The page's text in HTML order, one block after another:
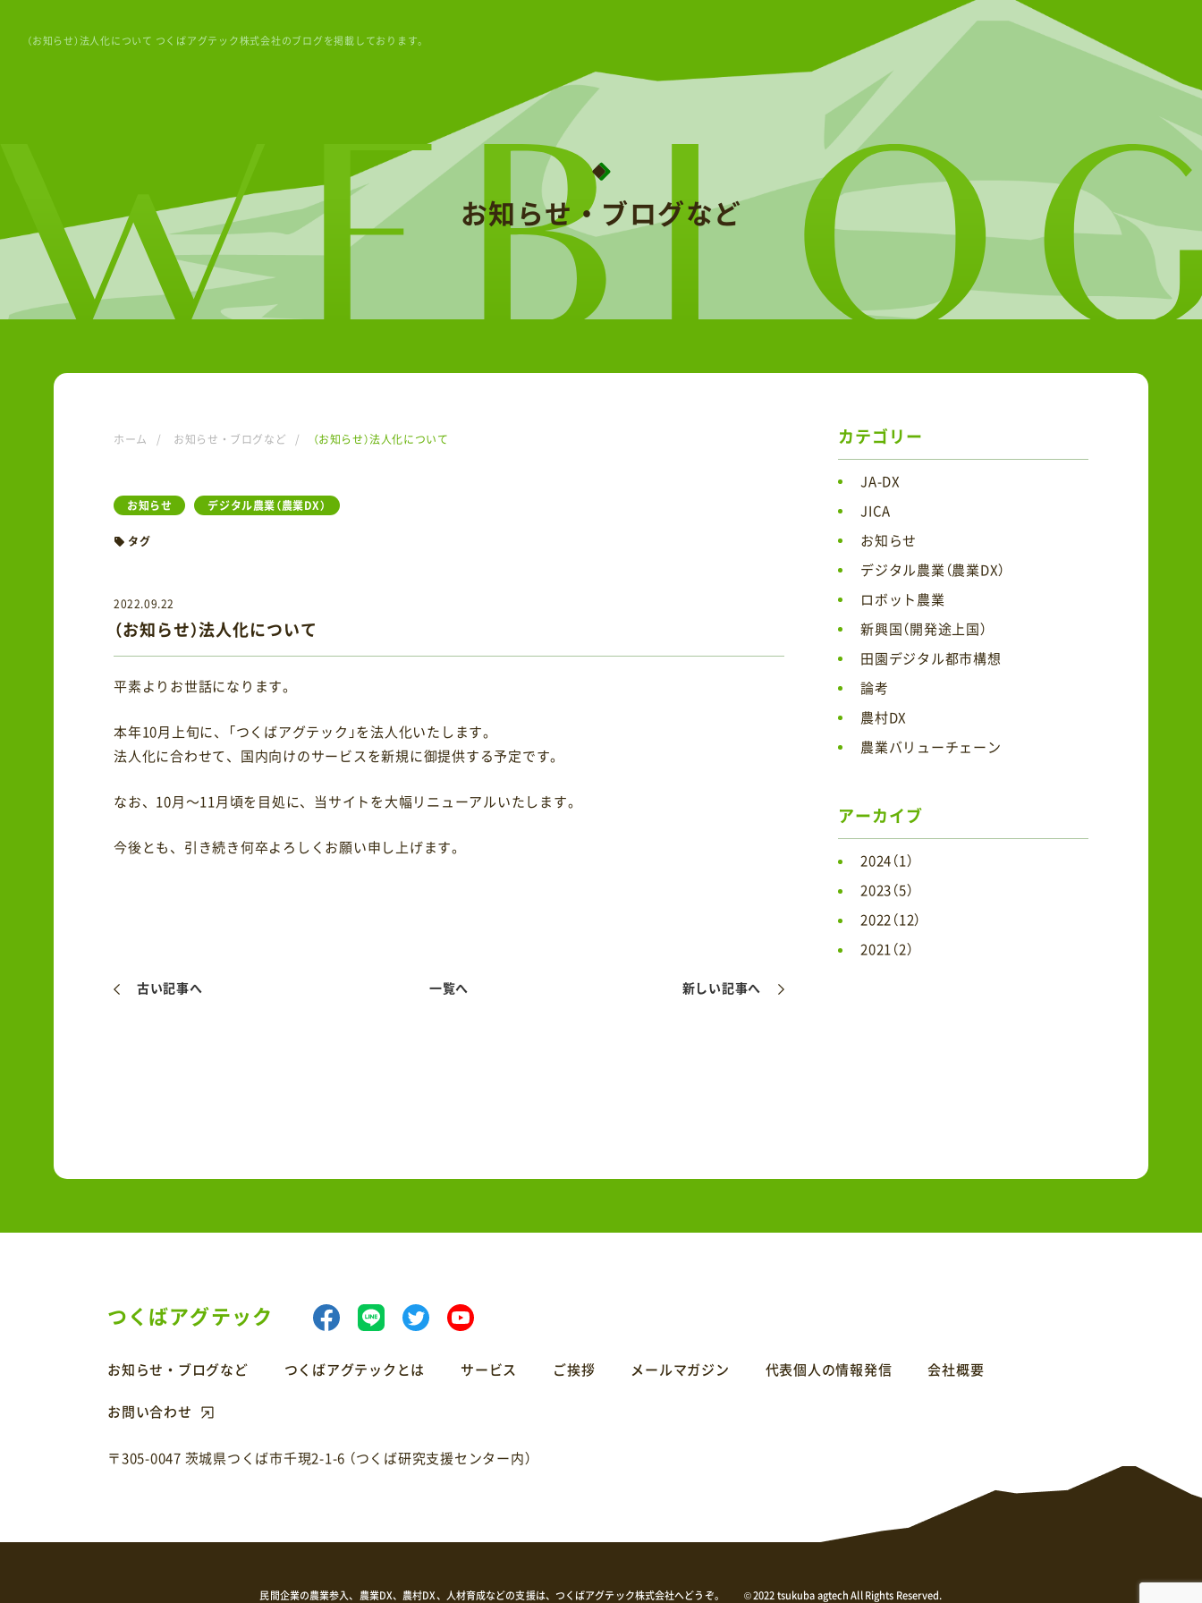
（お知らせ）法人化について つくばアグテック株式会社のブログを掲載しております。
つくばアグテックとは サービス 代表個人の情報発信 会社概要
お知らせ・ブログなど
ホーム / お知らせ・ブログなど / （お知らせ）法人化について
お知らせ デジタル農業（農業DX）
タグ
2022.09.22
（お知らせ）法人化について
平素よりお世話になります。
本年10月上旬に、「つくばアグテック」を法人化いたします。
法人化に合わせて、国内向けのサービスを新規に御提供する予定です。
なお、10月～11月頃を目処に、当サイトを大幅リニューアルいたします。
今後とも、引き続き何卒よろしくお願い申し上げます。
古い記事へ 一覧へ 新しい記事へ
カテゴリー
JA-DX
JICA
お知らせ
デジタル農業（農業DX）
ロボット農業
新興国（開発途上国）
田園デジタル都市構想
論考
農村DX
農業バリューチェーン
アーカイブ
2024（1）
2023（5）
2022（12）
2021（2）
つくばアグテック
お知らせ・ブログなど つくばアグテックとは サービス ご挨拶 メールマガジン 代表個人の情報発信 会社概要
お問い合わせ
〒305-0047 茨城県つくば市千現2-1-6 （つくば研究支援センター内）
民間企業の農業参入、農業DX、農村DX、人材育成などの支援は、つくばアグテック株式会社へどうぞ。 © 2022 tsukuba agtech All Rights Reserved.